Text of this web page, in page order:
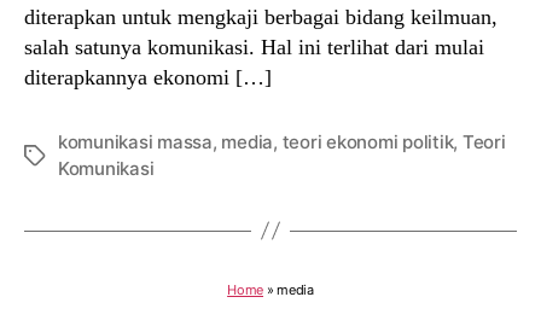
diterapkan untuk mengkaji berbagai bidang keilmuan,
salah satunya komunikasi. Hal ini terlihat dari mulai
diterapkannya ekonomi […]
Tags
komunikasi massa, media, teori ekonomi politik, Teori
Komunikasi
Home »media